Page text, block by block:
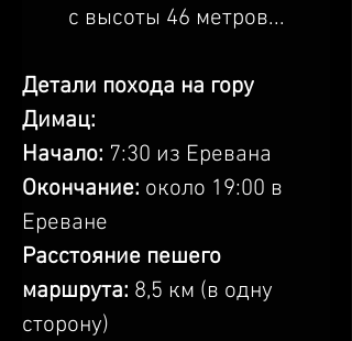
с высоты 46 метров...
Детали похода на гору
Димац:
Начало: 7:30 из Еревана
Окончание: около 19:00 в
Ереване
Расстояние пешего
маршрута: 8,5 км (в одну
сторону)